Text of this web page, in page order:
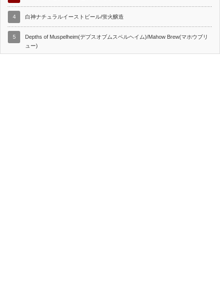
4 白神ナチュラルイーストビール/蛍火醸造
5
Depths of Muspelheim(デプスオブムスペルヘイム)/Mahow Brew(マホウブリ
ュー)